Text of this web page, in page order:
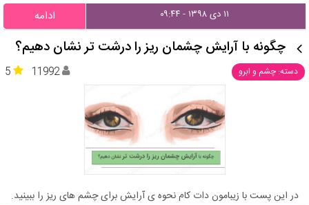
۱۱ دی ۱۳۹۸ - ۰۹:۴۴ ادامه
چگونه با آرایش چشمان ریز را درشت تر نشان دهیم؟
دسته: چشم و ابرو 5 11992
در این پست با زیبامون دات کام نحوه ی آرایش برای چشم های ریز را ببینید.